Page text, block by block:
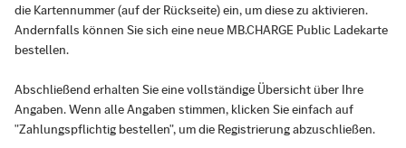
die Kartennummer (auf der Rückseite) ein, um diese zu aktivieren.
Andernfalls können Sie sich eine neue MB.CHARGE Public Ladekarte
bestellen.
Abschließend erhalten Sie eine vollständige Übersicht über Ihre
Angaben. Wenn alle Angaben stimmen, klicken Sie einfach auf
"Zahlungspflichtig bestellen", um die Registrierung abzuschließen.